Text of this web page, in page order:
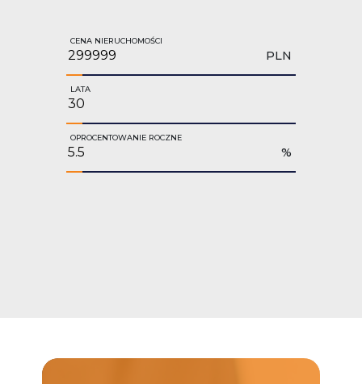
CENA NIERUCHOMOŚCI
PLN
LATA
OPROCENTOWANIE ROCZNE
%